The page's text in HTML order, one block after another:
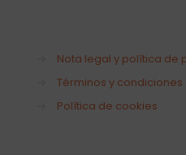
Nota legal y política de
Términos y
Política de cookies